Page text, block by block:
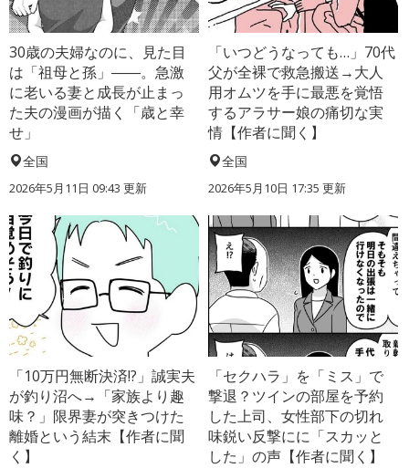
30歳の夫婦なのに、見た目
は「祖母と孫」――。急激
に老いる妻と成長が止まっ
た夫の漫画が描く「歳と幸
せ」
全国
2026年5月11日 09:43 更新
「いつどうなっても…」70代
父が全裸で救急搬送→大人
用オムツを手に最悪を覚悟
するアラサー娘の痛切な実
情【作者に聞く】
全国
2026年5月10日 17:35 更新
「10万円無断決済!?」誠実夫
が釣り沼へ→「家族より趣
味？」限界妻が突きつけた
離婚という結末【作者に聞
く】
「セクハラ」を「ミス」で
撃退？ツインの部屋を予約
した上司、女性部下の切れ
味鋭い反撃にに「スカッと
した」の声【作者に聞く】